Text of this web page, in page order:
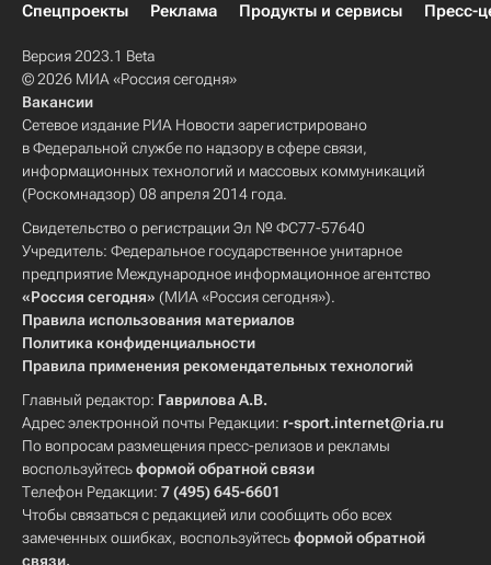
Спецпроекты
Реклама Продукты и сервисы Пресс-
Версия 2023.1 Beta
© 2026 МИА «Россия сегодня»
Вакансии
Сетевое издание РИА Новости зарегистрировано
в Федеральной службе по надзору в сфере связи,
информационных технологий и массовых коммуникаций
(Роскомнадзор) 08 апреля 2014 года.
Свидетельство о регистрации Эл № ФС77-57640
Учредитель: Федеральное государственное унитарное
предприятие Международное информационное агентство
«Россия сегодня» (МИА «Россия сегодня»).
Правила использования материалов
Политика конфиденциальности
Правила применения рекомендательных технологий
Главный редактор: Гаврилова А.В.
Адрес электронной почты Редакции: r-sport.internet@ria.ru
По вопросам размещения пресс-релизов и рекламы
воспользуйтесьформой обратной связи
Телефон Редакции: 7 (495) 645-6601
Чтобы связаться с редакцией или сообщить обо всех
замеченных ошибках, воспользуйтесьформой обратной
связи.